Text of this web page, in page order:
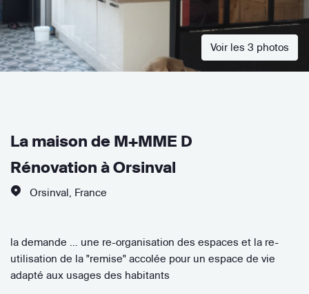
Voir les 3 photos
La maison de M+MME D
Rénovation à Orsinval
Orsinval France
la demande ... une re-organisation des espaces et la re-
utilisation de la "remise" accolée pour un espace de vie
adapté aux usages des habitants